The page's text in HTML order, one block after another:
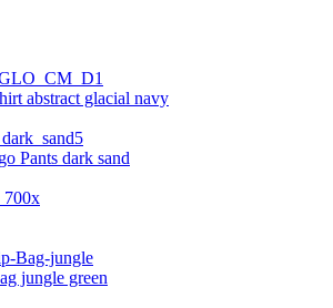
abstract glacial navy
Pants dark sand
jungle green